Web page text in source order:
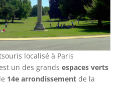
localisé à Paris
un des grands espaces verts
14e arrondissementde la